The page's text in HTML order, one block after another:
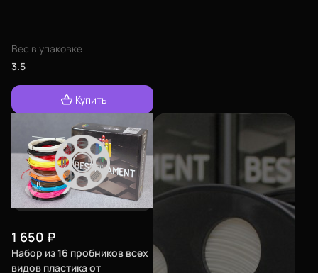
Вес в упаковке
3.5
Купить
1 650 ₽
Набор из 16 пробников всех
видов пластика от